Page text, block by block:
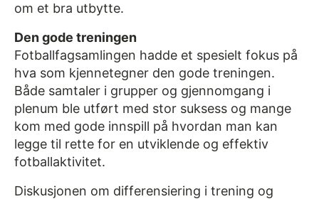
om et bra utbytte.
Den gode treningen
Fotballfagsamlingen hadde et spesielt fokus på
hva som kjennetegner den gode treningen.
Både samtaler i grupper og gjennomgang i
plenum ble utført med stor suksess og mange
kom med gode innspill på hvordan man kan
legge til rette for en utviklende og effektiv
fotballaktivitet.
Diskusjonen om differensiering i trening og